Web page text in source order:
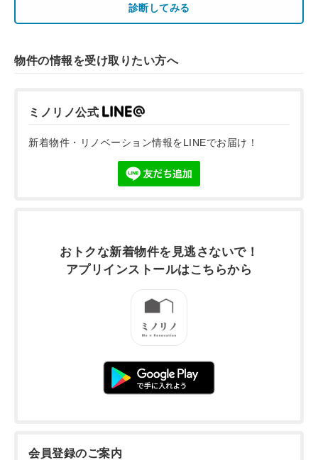
診断してみる
物件の情報を受け取りたい方へ
ミノリノ公式
新着物件・リノベーション情報をLINEでお届け！
おトクな新着物件を 見逃さないで！
アプリインストールはこちらから
会員登録のご案内